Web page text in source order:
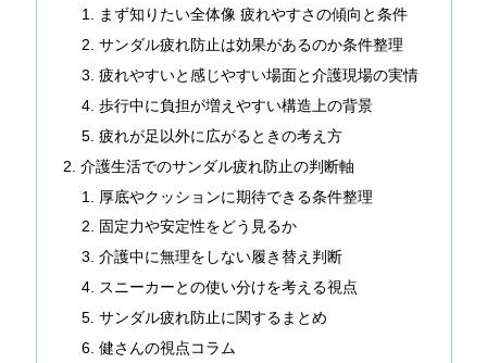
まず知りたい全体像 疲れやすさの傾向と条件
サンダル疲れ防止は効果があるのか条件整理
疲れやすいと感じやすい場面と介護現場の実情
歩行中に負担が増えやすい構造上の背景
疲れが足以外に広がるときの考え方
介護生活でのサンダル疲れ防止の判断軸
厚底やクッションに期待できる条件整理
固定力や安定性をどう見るか
介護中に無理をしない履き替え判断
スニーカーとの使い分けを考える視点
サンダル疲れ防止に関するまとめ
健さんの視点コラム